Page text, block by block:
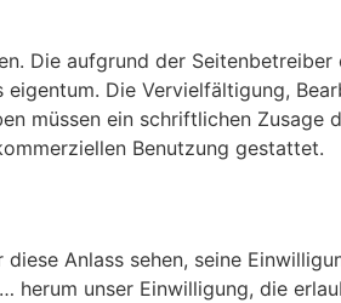
Die aufgrund der Seitenbetreiber
eigentum. Die Vervielfältigung,
müssen ein schriftlichen Zusage
Benutzung gestattet.
Anlass sehen, seine
herum unser Einwilligung, die